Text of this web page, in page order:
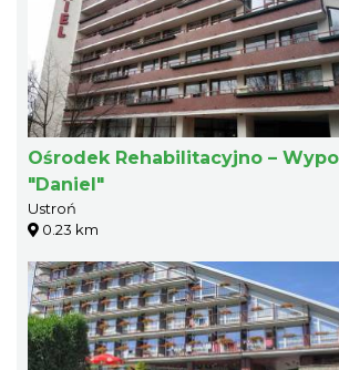
Ośrodek Rehabilitacyjno –
"Daniel"
Ustroń
0.23 km